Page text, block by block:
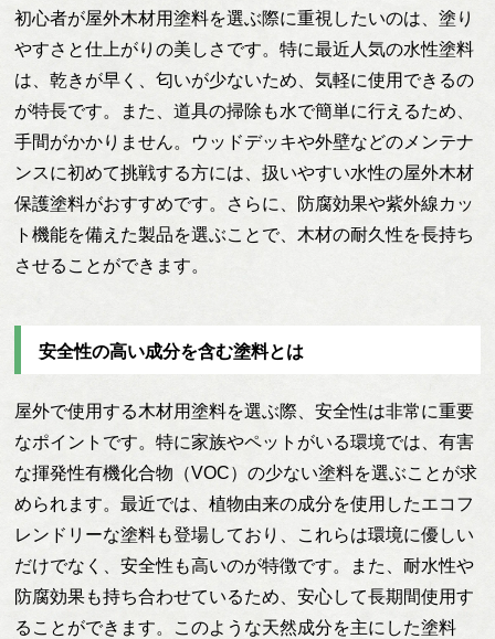
初心者が屋外木材用塗料を選ぶ際に重視したいのは、塗り
やすさと仕上がりの美しさです。特に最近人気の水性塗料
は、乾きが早く、匂いが少ないため、気軽に使用できるの
が特長です。また、道具の掃除も水で簡単に行えるため、
手間がかかりません。ウッドデッキや外壁などのメンテナ
ンスに初めて挑戦する方には、扱いやすい水性の屋外木材
保護塗料がおすすめです。さらに、防腐効果や紫外線カッ
ト機能を備えた製品を選ぶことで、木材の耐久性を長持ち
させることができます。
安全性の高い成分を含む塗料とは
屋外で使用する木材用塗料を選ぶ際、安全性は非常に重要
なポイントです。特に家族やペットがいる環境では、有害
な揮発性有機化合物（VOC）の少ない塗料を選ぶことが求
められます。最近では、植物由来の成分を使用したエコフ
レンドリーな塗料も登場しており、これらは環境に優しい
だけでなく、安全性も高いのが特徴です。また、耐水性や
防腐効果も持ち合わせているため、安心して長期間使用す
ることができます。このような天然成分を主にした塗料